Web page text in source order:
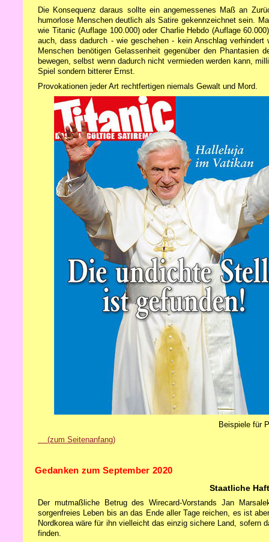
Die Konsequenz daraus sollte ein angemessenes Maß an
humorlose Menschen deutlich als Satire gekennzeichnet sein.
wie Titanic (Auflage 100.000) oder Charlie Hebdo (Auflage
auch, dass dadurch - wie geschehen - kein Anschlag
Menschen benötigen Gelassenheit gegenüber den
bewegen, selbst wenn dadurch nicht vermieden werden kann,
Spiel sondern bitterer Ernst.
Provokationen jeder Art rechtfertigen niemals Gewalt und Mord.
Beispiele für
(zum Seitenanfang)
Gedanken zum September 2020
Staatliche
Der mutmaßliche Betrug des Wirecard-Vorstands Jan
sorgenfreies Leben bis an das Ende aller Tage reichen, es ist
Nordkorea wäre für ihn vielleicht das einzig sichere Land,
finden.